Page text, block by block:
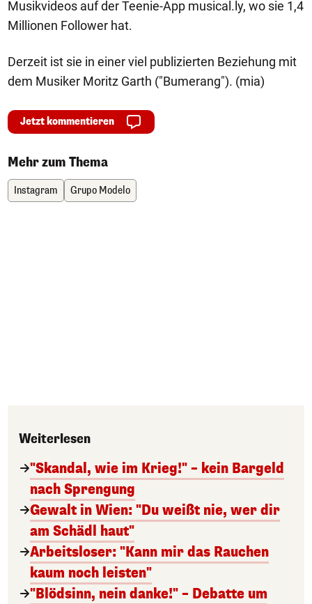
Musikvideos auf der Teenie-App musical.ly, wo sie 1,4
Millionen Follower hat.
Derzeit ist sie in einer viel publizierten Beziehung mit
dem Musiker Moritz Garth ("Bumerang"). (mia)
Jetzt kommentieren
Mehr zum Thema
Instagram Grupo Modelo
Weiterlesen
"Skandal, wie im Krieg!" – kein Bargeld
nach Sprengung
Gewalt in Wien: "Du weißt nie, wer dir
am Schädl haut"
Arbeitsloser: "Kann mir das Rauchen
kaum noch leisten"
"Blödsinn, nein danke!" – Debatte um